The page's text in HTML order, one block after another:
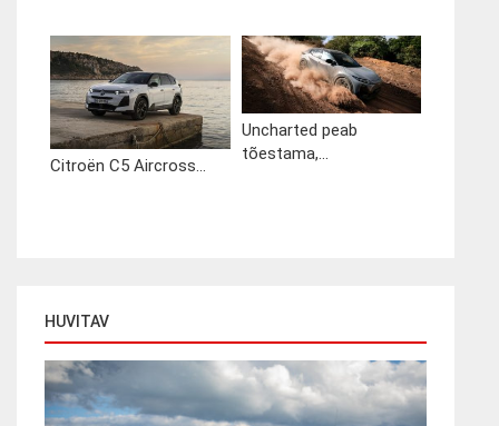
Citroën C5 Aircross...
Uncharted peab
tõestama,...
HUVITAV